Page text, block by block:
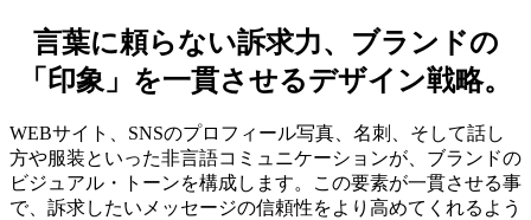
言葉に頼らない訴求力、ブランドの
「印象」を一貫させるデザイン戦略。
WEBサイト、SNSのプロフィール写真、名刺、そして話し
方や服装といった非言語コミュニケーションが、ブランドの
ビジュアル・トーンを構成します。この要素が一貫させる事
で、訴求したいメッセージの信頼性をより高めてくれるよう